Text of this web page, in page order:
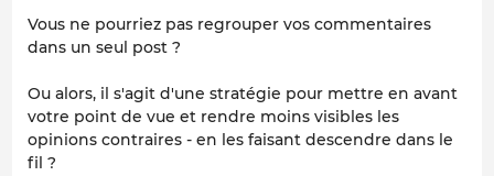
Vous ne pourriez pas regrouper vos commentaires
dans un seul post ?
Ou alors, il s'agit d'une stratégie pour mettre en avant
votre point de vue et rendre moins visibles les
opinions contraires - en les faisant descendre dans le
fil ?